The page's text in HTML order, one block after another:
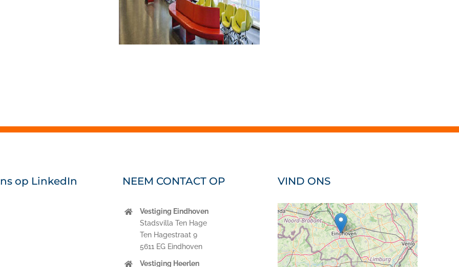
op LinkedIn NEEM CONTACT OP
Vestiging Eindhoven
Stadsvilla Ten Hage
Ten Hagestraat 9
5611 EG Eindhoven
Vestiging Heerlen
VIND ONS